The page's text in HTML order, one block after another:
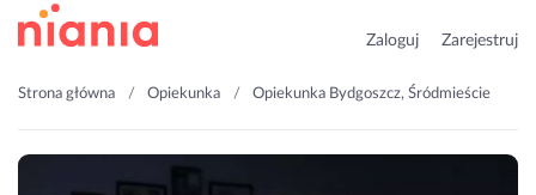
Zaloguj Zarejestruj
Strona główna Opiekunka Opiekunka Bydgoszcz, Śródmieście